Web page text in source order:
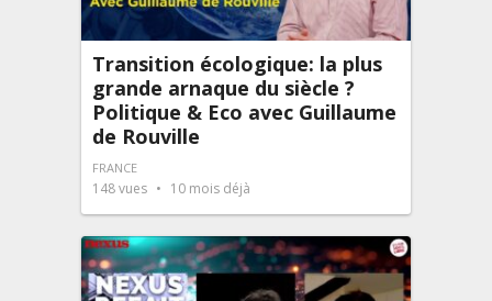
Transition écologique: la plus
grande arnaque du siècle ?
Politique & Eco avec Guillaume
de Rouville
FRANCE
148vues 10 mois déjà